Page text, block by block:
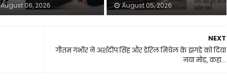
August 06, 2026 August 05, 2026
NEXT
गौतम गंभीर ने अर्शदीप सिंह और डेरिल मिचेल के झगड़े को दिया
नया मोड़, कहा...